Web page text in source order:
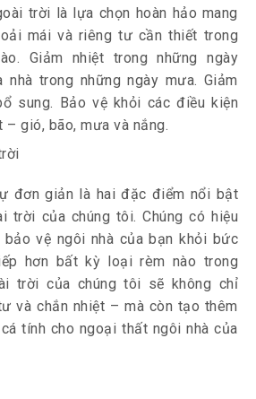
trời là lựa chọn hoàn hảo mang
mái và riêng tư cần thiết trong
Giảm nhiệt trong những ngày
nhà trong những ngày mưa. Giảm
sung. Bảo vệ khỏi các điều kiện
gió, bão, mưa và nắng.
đơn giản là hai đặc điểm nổi bật
trời của chúng tôi. Chúng có hiệu
vệ ngôi nhà của bạn khỏi bức
hơn bất kỳ loại rèm nào trong
trời của chúng tôi sẽ không chỉ
và chắn nhiệt – mà còn tạo thêm
tính cho ngoại thất ngôi nhà của